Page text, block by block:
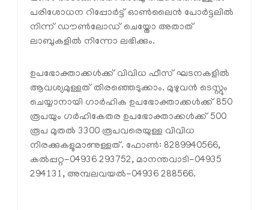
പരിശോധന റിപ്പോര്‍ട്ട് ഓണ്‍ലൈന്‍ പോര്‍ട്ടലില്‍
നിന്ന് ഡൗണ്‍ലോഡ് ചെയ്തോ അതാത്
ലാബുകളില്‍ നിന്നോ ലഭിക്കും.
ഉപഭോക്താക്കള്‍ക്ക് വിവിധ ഫീസ് ഘടനകളില്‍
ആവശ്യമുള്ളത് തിരഞ്ഞെടുക്കാം. മുഴുവന്‍ ടെസ്റ്റും
ചെയ്യാനായി ഗാര്‍ഹിക ഉപഭോക്താക്കള്‍ക്ക് 850
രൂപയും ഗര്‍ഹികേതര ഉപഭോക്താക്കള്‍ക്ക് 500
രൂപ മുതല്‍ 3300 രൂപവരെയുള്ള വിവിധ
നിരക്കുകളുമാണുള്ളത്. ഫോണ്‍: 8289940566,
കല്‍പ്പറ്റ-04936 293752, മാനന്തവാടി-04935
294131, അമ്പലവയല്‍-04936 288566.